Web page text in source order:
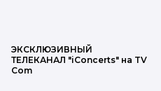
ЭКСКЛЮЗИВНЫЙ
ТЕЛЕКАНАЛ "iConcerts" на TV
Com